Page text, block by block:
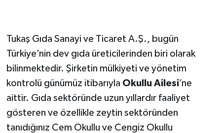
Tukaş Gıda Sanayi ve Ticaret A.Ş., bugün
Türkiye’nin dev gıda üreticilerinden biri olarak
bilinmektedir. Şirketin mülkiyeti ve yönetim
kontrolü günümüz itibarıyla Okullu Ailesi’ne
aittir. Gıda sektöründe uzun yıllardır faaliyet
gösteren ve özellikle zeytin sektöründen
tanıdığınız Cem Okullu ve Cengiz Okullu